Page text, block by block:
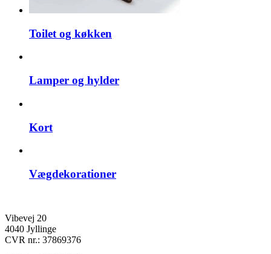
Toilet og køkken
Lamper og hylder
Kort
Vægdekorationer
Vibevej 20
4040 Jyllinge
CVR nr.: 37869376